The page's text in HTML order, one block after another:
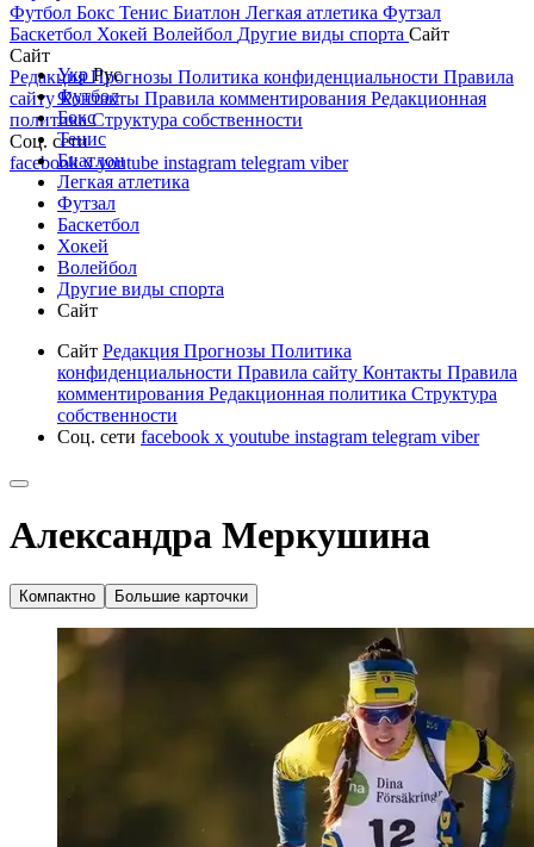
Футбол Бокс Тенис Биатлон Легкая атлетика Футзал
Баскетбол Хокей Волейбол Другие виды спорта Сайт
Сайт
РедакцияПрогнозы Политика конфиденциальности Правила
сайтуКонтакты Правила комментирования Редакционная
политикаСтруктура собственности
Соц. сети
facebookxyoutube instagram telegram viber
УкрРус
Футбол
Бокс
Тенис
Биатлон
Легкая атлетика
Футзал
Баскетбол
Хокей
Волейбол
Другие виды спорта
Сайт
Сайт Редакция Прогнозы Политика
конфиденциальности Правила сайту Контакты Правила
комментирования Редакционная политика Структура
собственности
Соц. сети facebook x youtube instagram telegram viber
Александра Меркушина
Компактно Большие карточки